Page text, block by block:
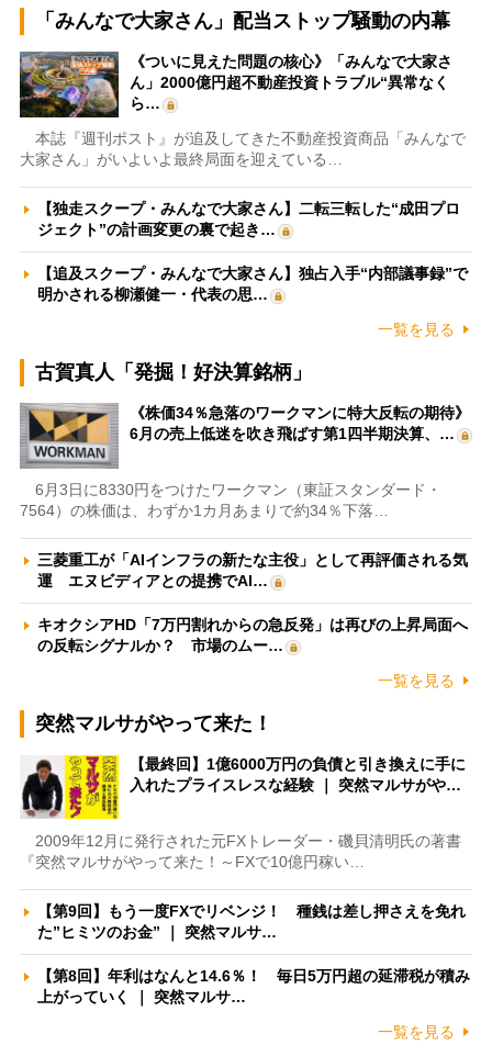
「みんなで大家さん」配当ストップ騒動の内幕
《ついに見えた問題の核心》「みんなで大家さ
ん」2000億円超不動産投資トラブル“異常なく
ら…
本誌『週刊ポスト』が追及してきた不動産投資商品「みんなで
大家さん」がいよいよ最終局面を迎えている…
【独走スクープ・みんなで大家さん】二転三転した“成田プロ
ジェクト”の計画変更の裏で起き…
【追及スクープ・みんなで大家さん】独占入手“内部議事録”で
明かされる柳瀬健一・代表の思…
一覧を見る
古賀真人「発掘！好決算銘柄」
《株価34％急落のワークマンに特大反転の期待》
6月の売上低迷を吹き飛ばす第1四半期決算、…
6月3日に8330円をつけたワークマン（東証スタンダード・
7564）の株価は、わずか1カ月あまりで約34％下落…
三菱重工が「AIインフラの新たな主役」として再評価される気
運 エヌビディアとの提携でAI…
キオクシアHD「7万円割れからの急反発」は再びの上昇局面へ
の反転シグナルか？ 市場のムー…
一覧を見る
突然マルサがやって来た！
【最終回】1億6000万円の負債と引き換えに手に
入れたプライスレスな経験 ｜ 突然マルサがや…
2009年12月に発行された元FXトレーダー・磯貝清明氏の著書
『突然マルサがやって来た！～FXで10億円稼い…
【第9回】もう一度FXでリベンジ！ 種銭は差し押さえを免れ
た”ヒミツのお金” ｜ 突然マルサ…
【第8回】年利はなんと14.6％！ 毎日5万円超の延滞税が積み
上がっていく ｜ 突然マルサ…
一覧を見る